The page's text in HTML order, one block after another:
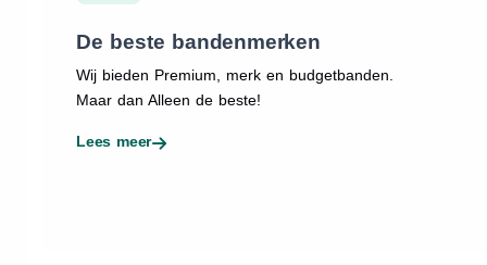
De beste bandenmerken
Wij bieden Premium, merk en budgetbanden.
Maar dan Alleen de beste!
Lees meer